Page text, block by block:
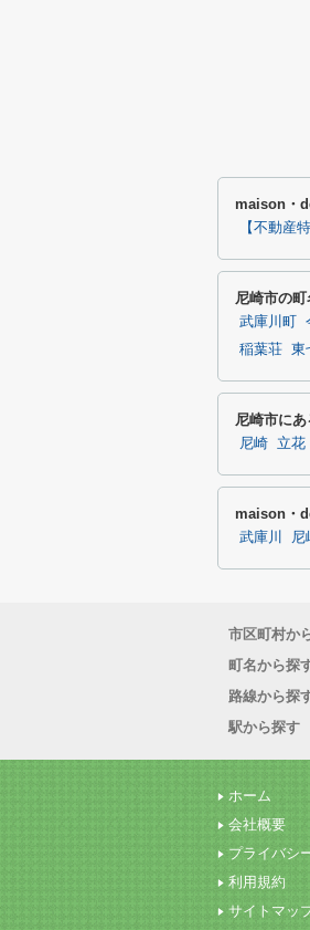
maison・
【不動産
尼崎市の
武庫川町
稲葉荘 東
尼崎市に
尼崎 立花
maison・
武庫川 尼
市区町村か
町名から探
路線から探
駅から探す
ホーム
会社概要
プライバシ
利用規約
サイトマッ